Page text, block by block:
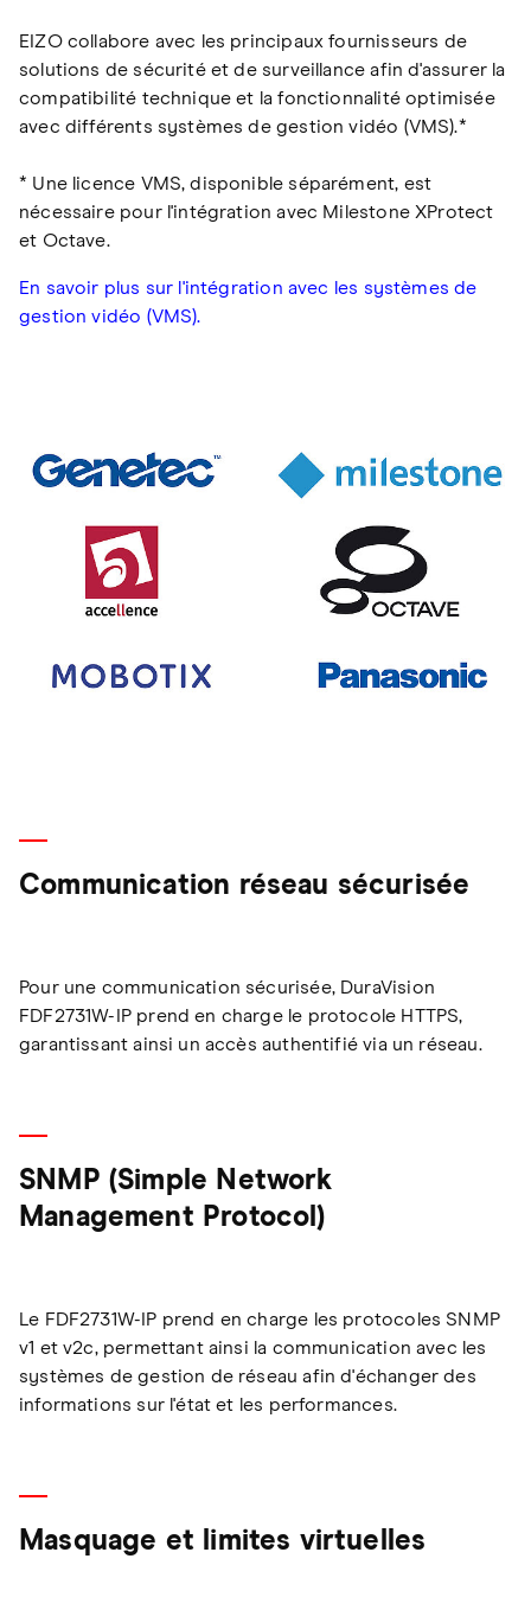
EIZO collabore avec les principaux fournisseurs de
solutions de sécurité et de surveillance afin d'assurer la
compatibilité technique et la fonctionnalité optimisée
avec différents systèmes de gestion vidéo (VMS).*
* Une licence VMS, disponible séparément, est
nécessaire pour l'intégration avec Milestone XProtect
et Octave.
En savoir plus sur l'intégration avec les systèmes de
gestion vidéo (VMS).
Communication réseau sécurisée
Pour une communication sécurisée, DuraVision
FDF2731W-IP prend en charge le protocole HTTPS,
garantissant ainsi un accès authentifié via un réseau.
SNMP (Simple Network
Management Protocol)
Le FDF2731W-IP prend en charge les protocoles SNMP
v1 et v2c, permettant ainsi la communication avec les
systèmes de gestion de réseau afin d'échanger des
informations sur l'état et les performances.
Masquage et limites virtuelles